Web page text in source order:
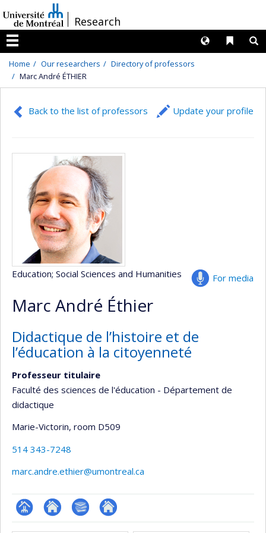
au
contenu
/Research
Menu
Liens
Langues
Home Our researchers
Directory of professors
Marc André ÉTHIER
Back to the list of professors Update your profile
For media
Education; Social Sciences and Humanities
Marc André Éthier
Didactique de l’histoire et de
l’éducation à la citoyenneté
Professeur titulaire
Faculté des sciences de l'éducation - Département de
didactique
Marie-Victorin, room D509
514 343-7248
marc.andre.ethier@umontreal.ca
Page Site
Bibliographie
Autre